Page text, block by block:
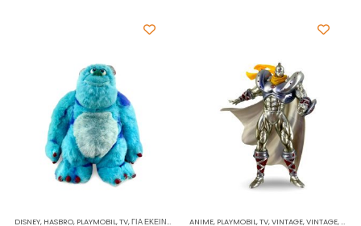
ΓΙΑ ΔΏΡΑ,ΡΕΙΝΜΠΟΟΥ,ΣΥΛΛΕΚΤΙΚΈΣ ΦΙΓΟΎΡΕΣ ΦΙΓΟΎΡΕΣ ΔΡΆΣΗΣ
,ΓΙΑ ΕΚΕΊΝΟΝ / ΕΚΕΊΝΗ,ΙΔΈΕΣ ΓΙΑ ΔΏΡΑ,ΡΕΙΝΜΠΟΟΥ,ΣΥΛΛΕΚΤΙΚΈΣ ΦΙΓΟΎΡΕΣ,ΦΙΓΟΎΡΕΣ
DISNEY, HASBRO, PLAYMOBIL,TV,ΓΙΑ ΕΚΕΊΝΟΝ / ΕΚΕΊΝΗ , ΕΤΑΙΡΕΊΕΣ,ΙΔΈΕΣ ΓΙΑ ΔΏΡΑ,ΛΟΎΤΡΙΝΑ
ANIME, PLAYMOBIL,TV,VINTAGE,VINTAGE,ΆΛΛΑ